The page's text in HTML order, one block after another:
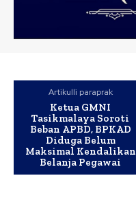
Artikulli paraprak
Ketua GMNI
Tasikmalaya Soroti
Beban APBD, BPKAD
Diduga Belum
Maksimal Kendalikan
Belanja Pegawai